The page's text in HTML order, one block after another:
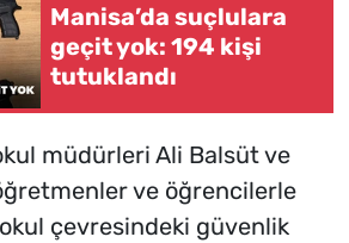
Manisa’da suçlulara
geçit yok: 194 kişi
tutuklandı
müdürleri Ali Balsüt ve
ve öğrencilerle
çevresindeki güvenlik